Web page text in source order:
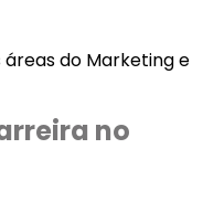
áreas do Marketing e
no